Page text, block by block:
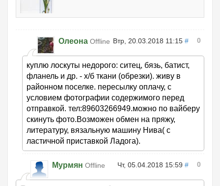
Олеона Offline Втр, 20.03.2018 11:15 # 0
куплю лоскуты недорого: ситец, бязь, батист,
фланель и др. - х/б ткани (обрезки). живу в
районном поселке. пересылку оплачу, с
условием фотографии содержимого перед
отправкой. тел:89603266949.можно по вайберу
скинуть фото.Возможен обмен на пряжу,
литературу, вязальную машину Нива( с
ластичной приставкой Ладога).
Мурмян Offline Чт, 05.04.2018 15:59 # 0